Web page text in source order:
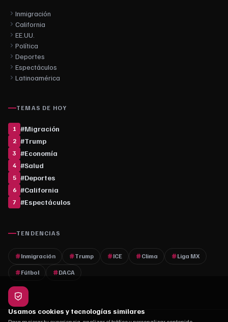
Inmigración
California
EE.UU.
Política
Deportes
Espectáculos
Latinoamérica
TEMAS DE HOY
1 #Migración
2 #Trump
3 #Economía
4 #Salud
5 #Deportes
6 #California
7 #Espectáculos
TENDENCIAS
Inmigración Trump ICE Clima Liga MX
Fútbol DACA
Usamos cookies y tecnologías similares